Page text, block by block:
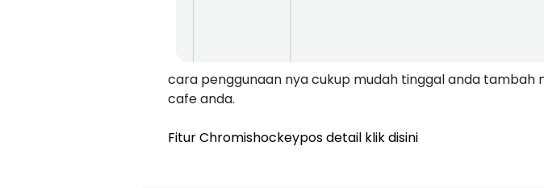
cara penggunaan nya cukup mudah tinggal anda
cafe anda.
Fitur Chromishockeypos detail klik disini